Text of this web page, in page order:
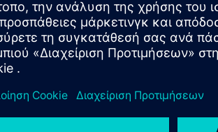
Κίνηση
Service
ενσωματώσει, να το λειτουργήσει ή